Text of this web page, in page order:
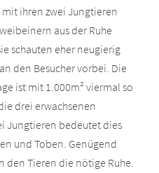
mit ihren zwei Jungtieren
aus der Ruhe
schauten eher neugierig
den Besucher vorbei. Die
ist mit 1.000m² viermal so
drei erwachsenen
Jungtieren bedeutet dies
und Toben. Genügend
den Tieren die nötige Ruhe.